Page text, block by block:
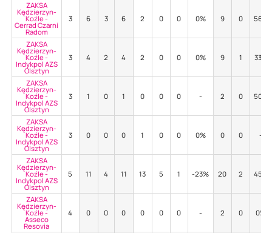
ZAKSA
Kędzierzyn-
Koźle -
Cerrad Czarni
Radom
3 6 3 6 2 0 0 0% 9 0 56%
ZAKSA
Kędzierzyn-
Koźle -
Indykpol AZS
Olsztyn
3 4 2 4 2 0 0 0% 9 1 33%
ZAKSA
Kędzierzyn-
Koźle -
Indykpol AZS
Olsztyn
3 1 0 1 0 0 0 - 2 0 50%
ZAKSA
Kędzierzyn-
Koźle -
Indykpol AZS
Olsztyn
3 0 0 0 1 0 0 0% 0 0 -
ZAKSA
Kędzierzyn-
Koźle -
Indykpol AZS
Olsztyn
5 11 4 11 13 5 1 -23% 20 2 45%
ZAKSA
Kędzierzyn-
Koźle -
Asseco
Resovia
4 0 0 0 0 0 0 - 2 0 0%